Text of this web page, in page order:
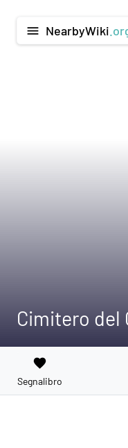
menu NearbyWiki
Cimitero del
favorite
Segnalibro